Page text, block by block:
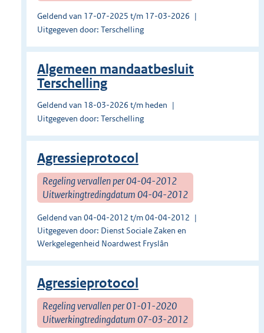
Geldend van 17-07-2025 t/m 17-03-2026
Uitgegeven door: Terschelling
Algemeen mandaatbesluit
Terschelling
Geldend van 18-03-2026 t/m heden
Uitgegeven door: Terschelling
Agressieprotocol
Regeling vervallen per 04-04-2012
Uitwerkingtredingdatum 04-04-2012
Geldend van 04-04-2012 t/m 04-04-2012
Uitgegeven door: Dienst Sociale Zaken en
Werkgelegenheid Noardwest Fryslân
Agressieprotocol
Regeling vervallen per 01-01-2020
Uitwerkingtredingdatum 07-03-2012